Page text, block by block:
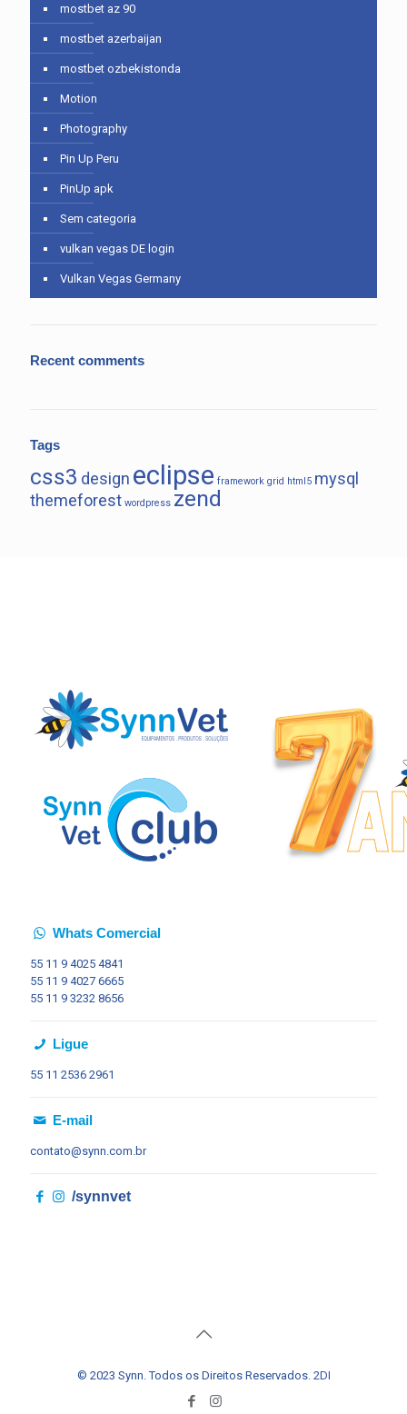
mostbet az 90
mostbet azerbaijan
mostbet ozbekistonda
Motion
Photography
Pin Up Peru
PinUp apk
Sem categoria
vulkan vegas DE login
Vulkan Vegas Germany
Recent comments
Tags
css3 design eclipse framework grid html5 mysql
themeforest wordpress zend
Whats Comercial
55 11 9 4025 4841
55 11 9 4027 6665
55 11 9 3232 8656
Ligue
55 11 2536 2961
E-mail
contato@synn.com.br
/synnvet
© 2023 Synn. Todos os Direitos Reservados. 2DI